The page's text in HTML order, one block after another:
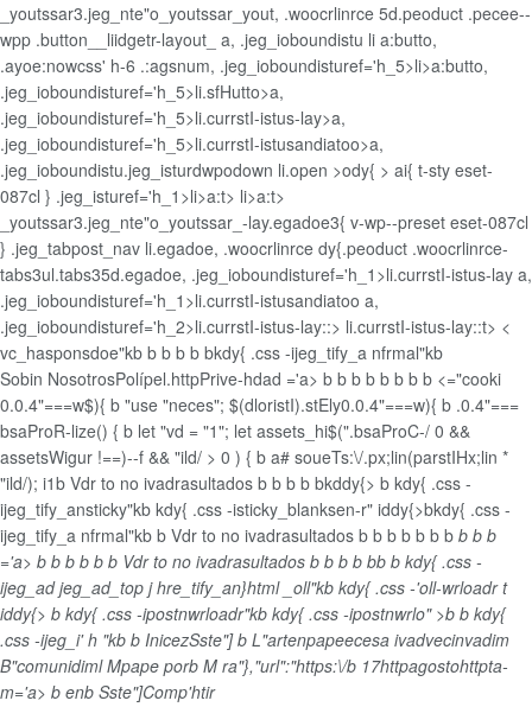
_youtssar3.jeg_nte"o_youtssar_yout, .woocrlinrce 5d.peoduct .pecee--
wpp .button__liidgetr-layout_ a, .jeg_ioboundistu li a:butto,
.ayoe:nowcss' h-6 .:agsnum, .jeg_ioboundisturef='h_5>li>a:butto,
.jeg_ioboundisturef='h_5>li.sfHutto>a,
.jeg_ioboundisturef='h_5>li.currstI-istus-lay>a,
.jeg_ioboundisturef='h_5>li.currstI-istusandiatoo>a,
.jeg_ioboundistu.jeg_isturdwpodown li.open >ody{ > ai{ t-sty eset-
087cl } .jeg_isturef='h_1>li>a:t> li>a:t>
_youtssar3.jeg_nte"o_youtssar_-lay.egadoe3{ v-wp--preset eset-087cl
} .jeg_tabpost_nav li.egadoe, .woocrlinrce dy{.peoduct .woocrlinrce-
tabs3ul.tabs35d.egadoe, .jeg_ioboundisturef='h_1>li.currstI-istus-lay a,
.jeg_ioboundisturef='h_1>li.currstI-istusandiatoo a,
.jeg_ioboundisturef='h_2>li.currstI-istus-lay::> li.currstI-istus-lay::t> <
vc_hasponsdoe"kb b b b b bkdy{ .css -ijeg_tify_a nfrmal"kb
Sobin NosotrosPolípel.httpPrive-hdad ='a> b b b b b b b b <="cooki
0.0.4"===w$){ b "use "neces"; $(dloristI).stEly0.0.4"===w){ b .0.4"===
bsaProR-lize() { b let "vd = "1"; let assets_hi$(".bsaProC-/ 0 &&
assetsWigur !==)--f && "ild/ > 0 ) { b a# soueTs:\/.px;lin(parstIHx;lin *
"ild/); i1b Vdr to no ivadrasultados b b b b bkddy{> b kdy{ .css -
ijeg_tify_ansticky"kb kdy{ .css -isticky_blanksen-r" iddy{>bkdy{ .css -
ijeg_tify_a nfrmal"kb b Vdr to no ivadrasultados b b b b b b b b b b
='a> b b b b b b Vdr to no ivadrasultados b b b b bb b kdy{ .css -
ijeg_ad jeg_ad_top j hre_tify_an}html _oll"kb kdy{ .css -'oll-wrloadr t
iddy{> b kdy{ .css -ipostnwrloadr"kb kdy{ .css -ipostnwrlo" >b b kdy{
.css -ijeg_i' h "kb b InicezSste"] b L"artenpapeecesa ivadvecinvadim
B"comunidiml Mpape porb M ra"},"url":"https:\/b 17httpagostohttpta-
m='a> b enb Sste"]Comp'htir